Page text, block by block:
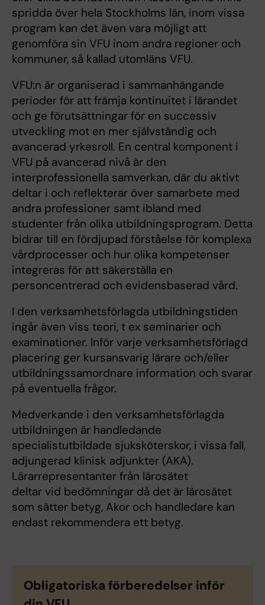
spridda över hela Stockholms län, inom vissa
program kan det även vara möjligt att
genomföra sin VFU inom andra regioner och
kommuner, så kallad utomläns VFU.
VFU:n är organiserad i sammanhängande
perioder för att främja kontinuitet i lärandet
och ge förutsättningar för en successiv
utveckling mot en mer självständig och
avancerad yrkesroll. En central komponent i
VFU på avancerad nivå är den
interprofessionella samverkan, där du aktivt
deltar i och reflekterar över samarbete med
andra professioner samt ibland med
studenter från olika utbildningsprogram. Detta
bidrar till en fördjupad förståelse för komplexa
vårdprocesser och hur olika kompetenser
integreras för att säkerställa en
personcentrerad och evidensbaserad vård.
I den verksamhetsförlagda utbildningstiden
ingår även viss teori, t ex seminarier och
examinationer. Inför varje verksamhetsförlagd
placering ger kursansvarig lärare och/eller
utbildningssamordnare information och svarar
på eventuella frågor.
Medverkande i den verksamhetsförlagda
utbildningen är handledande
specialistutbildade sjuksköterskor, i vissa fall,
adjungerad klinisk adjunkter (AKA).
Lärarrepresentanter från lärosätet
deltar vid bedömningar då det är lärosätet
som sätter betyg, Akor och handledare kan
endast rekommendera ett betyg.
Obligatoriska förberedelser inför